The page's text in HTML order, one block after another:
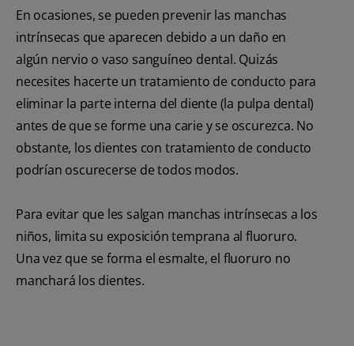
En ocasiones, se pueden prevenir las manchas
intrínsecas que aparecen debido a un daño en
algún nervio o vaso sanguíneo dental. Quizás
necesites hacerte un tratamiento de conducto para
eliminar la parte interna del diente (la pulpa dental)
antes de que se forme una carie y se oscurezca. No
obstante, los dientes con tratamiento de conducto
podrían oscurecerse de todos modos.
Para evitar que les salgan manchas intrínsecas a los
niños, limita su exposición temprana al fluoruro.
Una vez que se forma el esmalte, el fluoruro no
manchará los dientes.